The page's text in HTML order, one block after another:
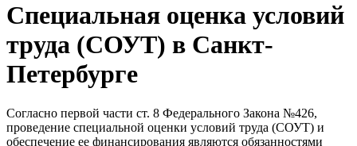
Специальная оценка условий
труда (СОУТ) в Санкт-
Петербурге
Согласно первой части ст. 8 Федерального Закона №426,
проведение специальной оценки условий труда (СОУТ) и
обеспечение ее финансирования являются обязанностями